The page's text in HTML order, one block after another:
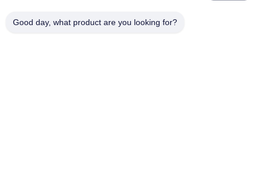
Good day, what product are you looking for?